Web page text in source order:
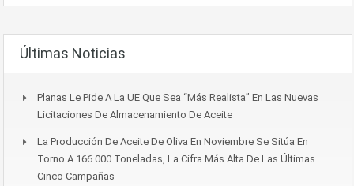
Últimas Noticias
Planas Le Pide A La UE Que Sea “más Realista” En Las Nuevas
Licitaciones De Almacenamiento De Aceite
La Producción De Aceite De Oliva En Noviembre Se Sitúa En
Torno A 166.000 Toneladas, La Cifra Más Alta De Las Últimas
Cinco Campañas